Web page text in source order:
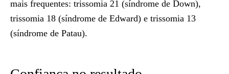
mais frequentes: trissomia 21 (síndrome de Down),
trissomia 18 (síndrome de Edward) e trissomia 13
(síndrome de Patau).